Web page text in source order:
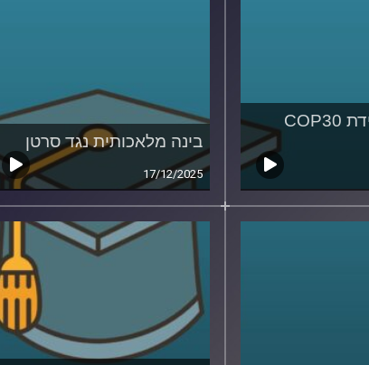
מה קרה בועידת COP30
בינה מלאכותית נגד סרטן
17/12/2025